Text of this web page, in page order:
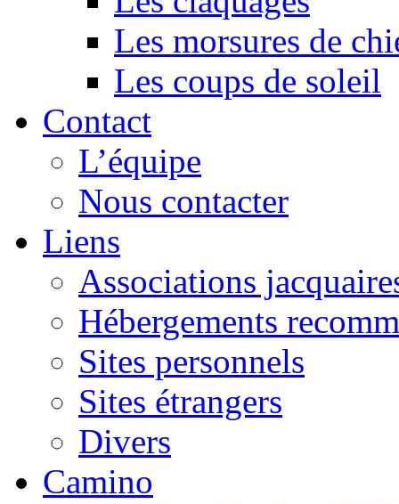
Les morsures de
Les coups de soleil
Contact
L’équipe
Nous contacter
Liens
Associations
Hébergements
Sites personnels
Sites étrangers
Divers
Camino